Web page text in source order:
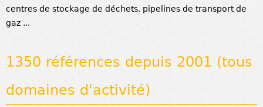
centres de stockage de déchets, pipelines de transport de
gaz ...
1350 références depuis 2001 (tous
domaines d'activité)